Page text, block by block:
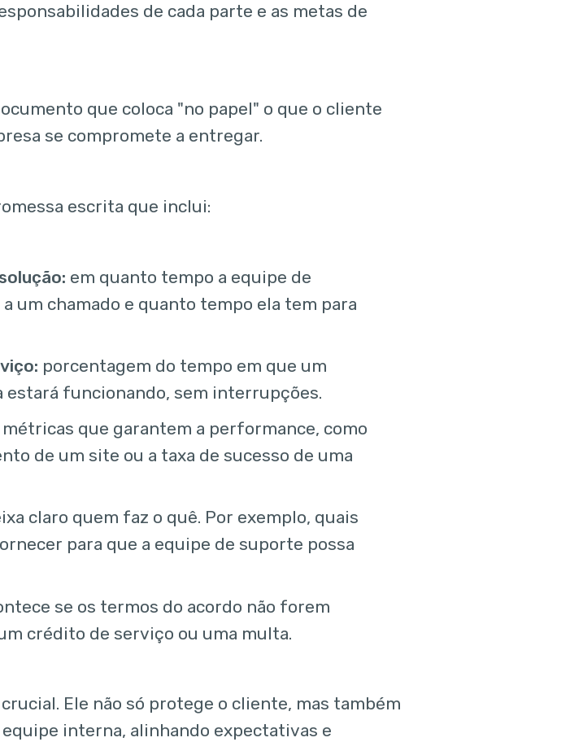
de cada parte e as metas de
que coloca "no papel" o que o cliente
se compromete a entregar.
escrita que inclui:
em quanto tempo a equipe de
um chamado e quanto tempo ela tem para
porcentagem do tempo em que um
funcionando, sem interrupções.
métricas que garantem a performance, como
de um site ou a taxa de sucesso de uma
claro quem faz o quê. Por exemplo, quais
para que a equipe de suporte possa
se os termos do acordo não forem
crédito de serviço ou uma multa.
Ele não só protege o cliente, mas também
interna, alinhando expectativas e